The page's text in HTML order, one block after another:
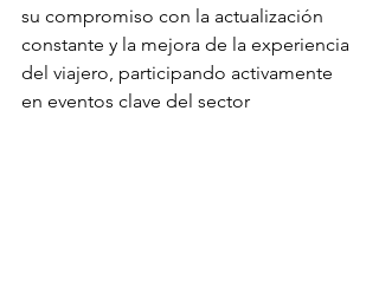
su compromiso con la actualización
constante y la mejora de la experiencia
del viajero, participando activamente
en eventos clave del sector